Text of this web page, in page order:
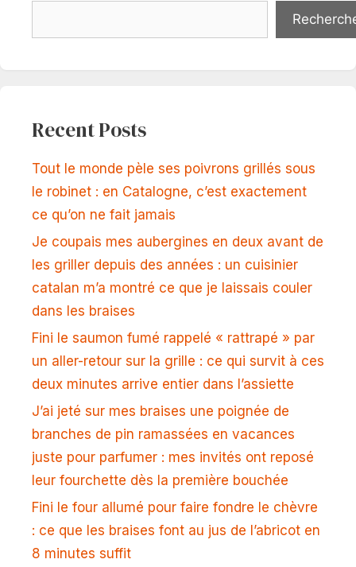
Recent Posts
Tout le monde pèle ses poivrons grillés sous
le robinet : en Catalogne, c’est exactement
ce qu’on ne fait jamais
Je coupais mes aubergines en deux avant de
les griller depuis des années : un cuisinier
catalan m’a montré ce que je laissais couler
dans les braises
Fini le saumon fumé rappelé « rattrapé » par
un aller-retour sur la grille : ce qui survit à ces
deux minutes arrive entier dans l’assiette
J’ai jeté sur mes braises une poignée de
branches de pin ramassées en vacances
juste pour parfumer : mes invités ont reposé
leur fourchette dès la première bouchée
Fini le four allumé pour faire fondre le chèvre
: ce que les braises font au jus de l’abricot en
8 minutes suffit